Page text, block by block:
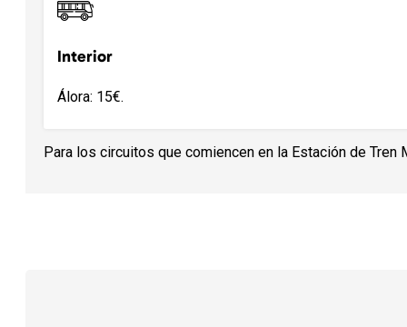
Interior
Álora: 15€.
Para los circuitos que comiencen en la Estación de